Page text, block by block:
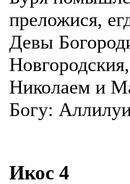
преложися,
Девы
Николаем и
Богу:
Икос 4